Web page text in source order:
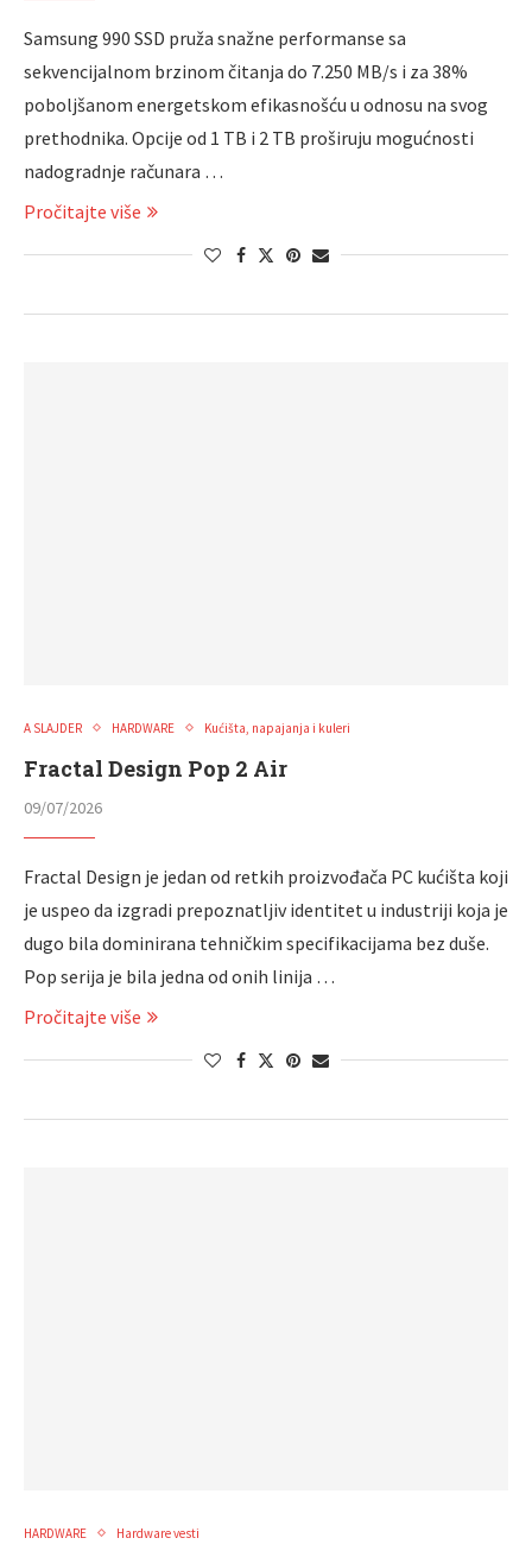
Samsung 990 SSD pruža snažne performanse sa
sekvencijalnom brzinom čitanja do 7.250 MB/s i za 38%
poboljšanom energetskom efikasnošću u odnosu na svog
prethodnika. Opcije od 1 TB i 2 TB proširuju mogućnosti
nadogradnje računara …
Pročitajte više
A SLAJDER HARDWARE Kućišta, napajanja i kuleri
Fractal Design Pop 2 Air
09/07/2026
Fractal Design je jedan od retkih proizvođača PC kućišta koji
je uspeo da izgradi prepoznatljiv identitet u industriji koja je
dugo bila dominirana tehničkim specifikacijama bez duše.
Pop serija je bila jedna od onih linija …
Pročitajte više
HARDWARE Hardware vesti